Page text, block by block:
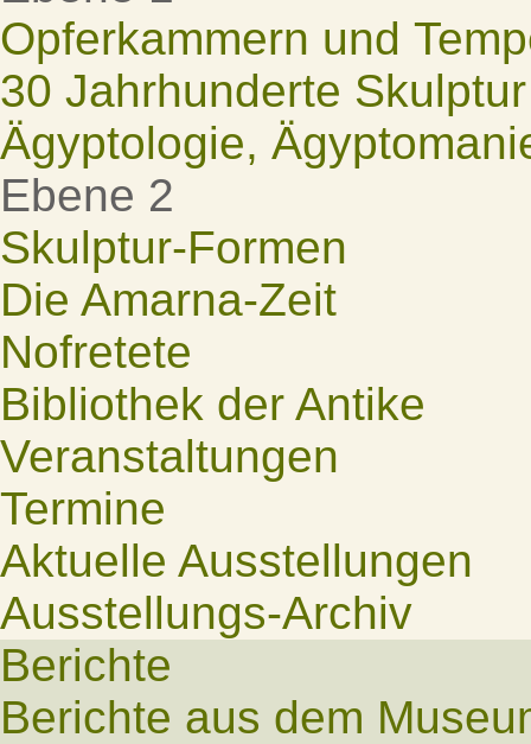
Opferkammern und
30 Jahrhunderte Skulptur
Ägyptologie,
Ebene 2
Skulptur-Formen
Die Amarna-Zeit
Nofretete
Bibliothek der Antike
Veranstaltungen
Termine
Aktuelle Ausstellungen
Ausstellungs-Archiv
Berichte
Berichte aus dem